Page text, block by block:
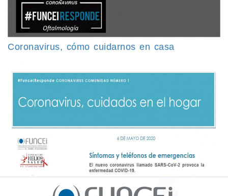
Coronavirus, cómo cuidarnos en casa